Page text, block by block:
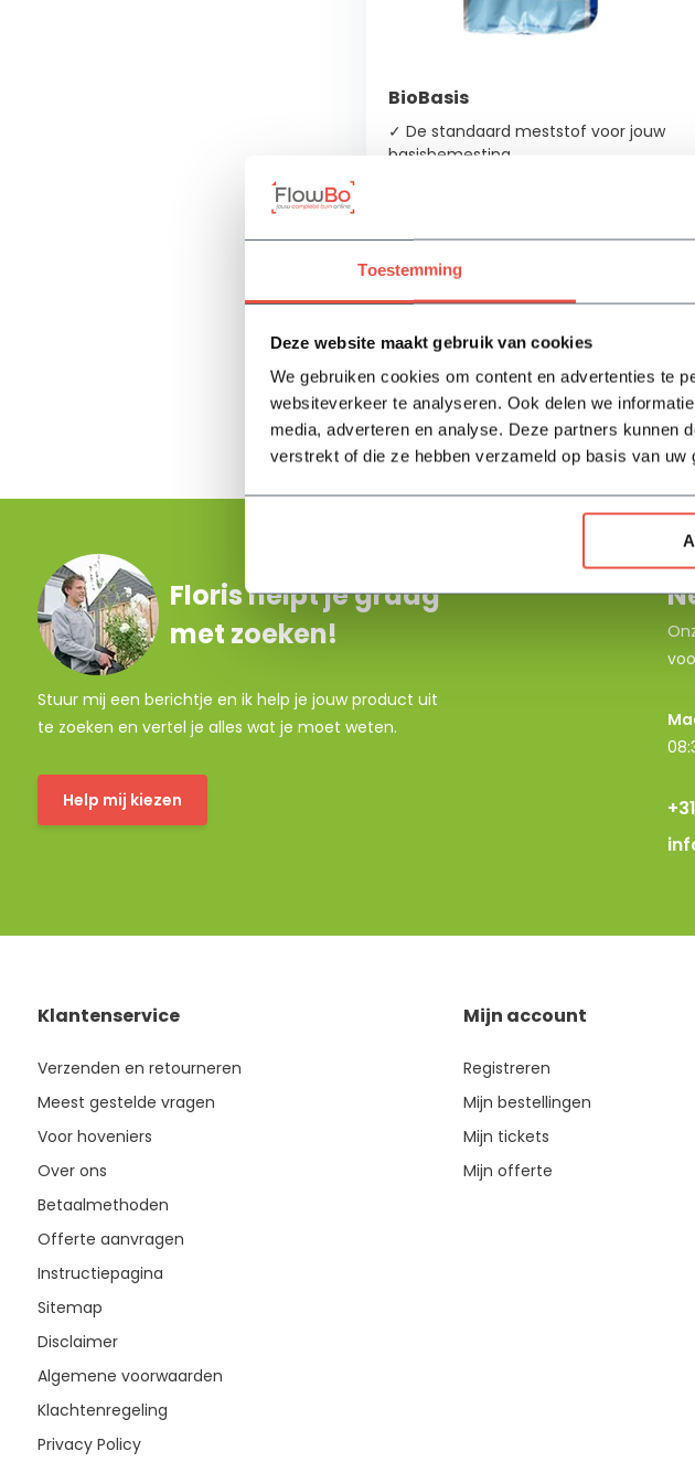
Toestemming
Deze website maakt gebruik van cookies
We gebruiken cookies om content en advertenties te
websiteverkeer te analyseren. Ook delen we
media, adverteren en analyse. Deze partners kunnen
verstrekt of die ze hebben verzameld op basis van uw
BioBasis
✓ De standaard meststof voor jouw
basisbemesting
wortelontwikkeling
Op voorraad
34,15 Bekijken
Floris helpt je graag
met zoeken!
Stuur mij een berichtje en ik help je jouw product uit
te zoeken en vertel je alles wat je moet weten.
Help mij kiezen
Klantenservice
Verzenden en retourneren
Meest gestelde vragen
Voor hoveniers
Over ons
Betaalmethoden
Offerte aanvragen
Instructiepagina
Sitemap
Disclaimer
Algemene voorwaarden
Klachtenregeling
Privacy Policy
Mijn account
Registreren
Mijn bestellingen
Mijn tickets
Mijn offerte